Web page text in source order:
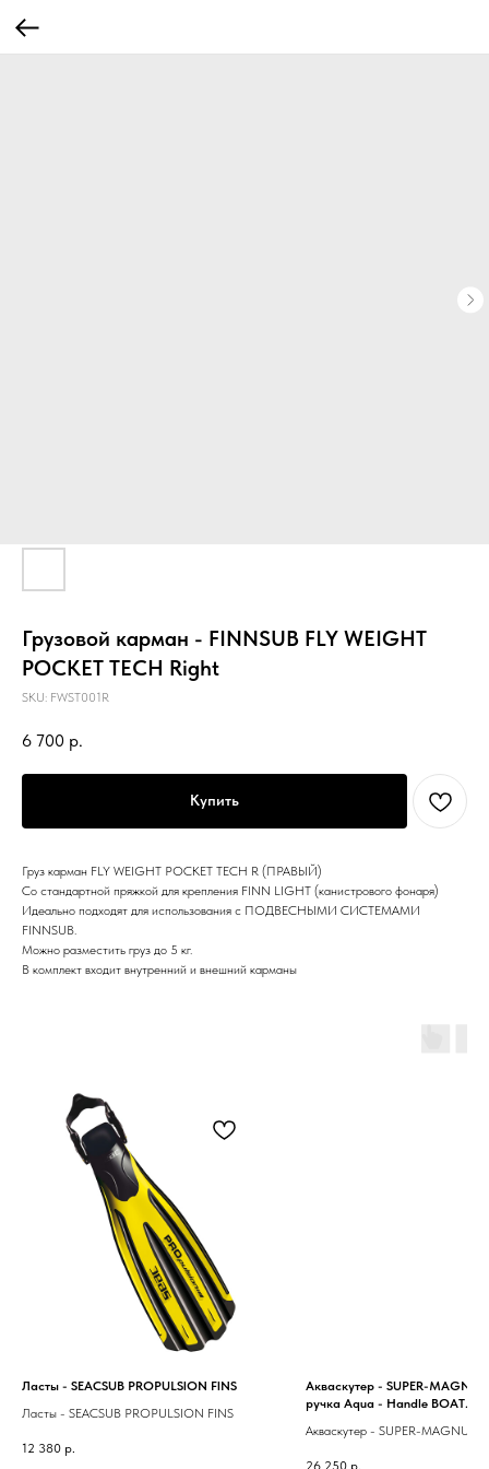
Грузовой карман - FINNSUB FLY WEIGHT
POCKET TECH Right
SKU: FWST001R
6 700 р.
Купить
Груз карман FLY WEIGHT POCKET TECH R (ПРАВЫЙ)
Со стандартной пряжкой для крепления FINN LIGHT (канистрового фонаря)
Идеально подходят для использования с ПОДВЕСНЫМИ СИСТЕМАМИ
FINNSUB.
Можно разместить груз до 5 кг.
В комплект входит внутренний и внешний карманы
Ласты - SEACSUB PROPULSION FINS
Ласты - SEACSUB PROPULSION FINS
12 380 р.
Акваскутер - SUPER-
ручка Aqua - Handle BOAT
Акваскутер - SUPER-MAGNUM
26 250 р.